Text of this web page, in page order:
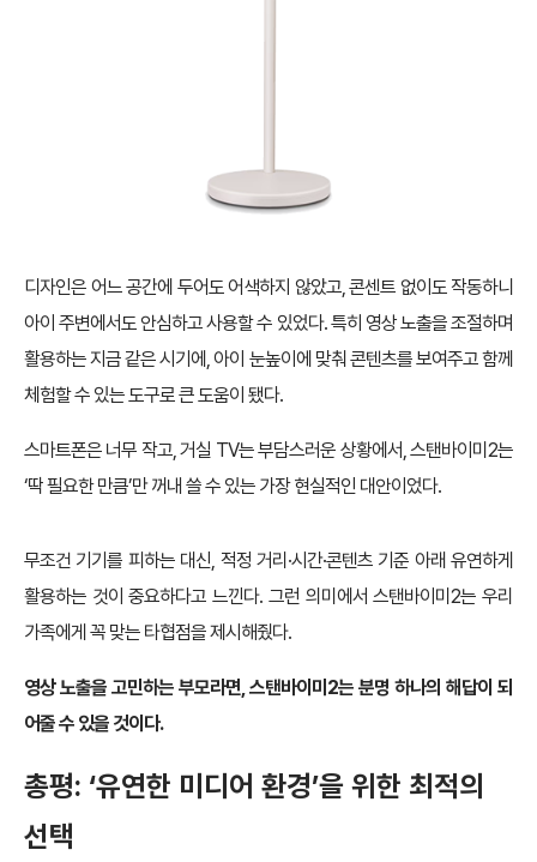
디자인은 어느 공간에 두어도 어색하지 않았고, 콘센트 없이도 작동하니
아이 주변에서도 안심하고 사용할 수 있었다. 특히 영상 노출을 조절하며
활용하는 지금 같은 시기에, 아이 눈높이에 맞춰 콘텐츠를 보여주고 함께
체험할 수 있는 도구로 큰 도움이 됐다.
스마트폰은 너무 작고, 거실 TV는 부담스러운 상황에서, 스탠바이미2는
‘딱 필요한 만큼’만 꺼내 쓸 수 있는 가장 현실적인 대안이었다.
무조건 기기를 피하는 대신, 적정 거리·시간·콘텐츠 기준 아래 유연하게
활용하는 것이 중요하다고 느낀다. 그런 의미에서 스탠바이미2는 우리
가족에게 꼭 맞는 타협점을 제시해줬다.
영상 노출을 고민하는 부모라면, 스탠바이미2는 분명 하나의 해답이 되
어줄 수 있을 것이다.
총평: ‘유연한 미디어 환경’을 위한 최적의
선택